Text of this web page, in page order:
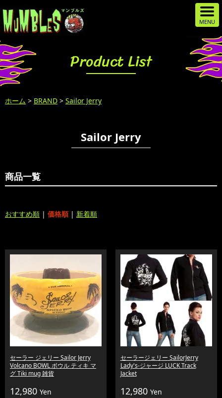
Product List
ホーム > BRAND > Sailor Jerry
Sailor Jerry
商品一覧
おすすめ順 | 価格順 | 新着順
セーラー ジェリー Sailor Jerry
Volcano BOWL ボウル ティキ マ
グ Tiki mug 雑貨
12,980 Yen
セーラージェリー SailorJerry
Lady's-ジャージ LUCK Track
Jacket
12,980 Yen